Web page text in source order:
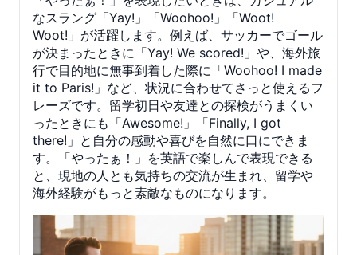
なスラング「Yay!」「Woohoo!」「Woot!
Woot!」が活躍します。例えば、サッカーでゴール
が決まったときに「Yay! We scored!」や、海外旅
行で目的地に無事到着した際に「Woohoo! I made
it to Paris!」など、状況に合わせてさっと使えるフ
レーズです。留学初日や友達との探検がうまくい
ったときにも「Awesome!」「Finally, I got
there!」と自分の感動や喜びを自然に口にできま
す。「やったぁ！」を英語で楽しんで表現できる
と、現地の人とも気持ちの交流が生まれ、留学や
海外経験がもっと素敵なものになります。